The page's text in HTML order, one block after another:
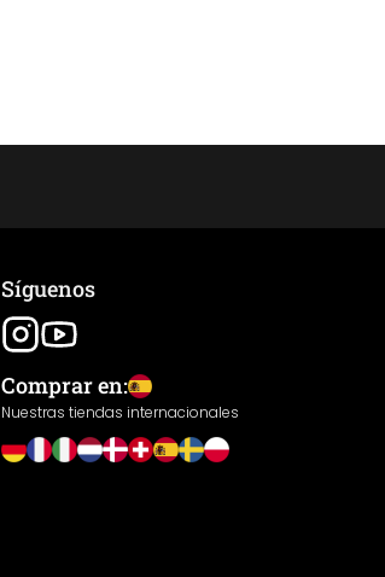
Síguenos
Comprar en:
Nuestras tiendas internacionales